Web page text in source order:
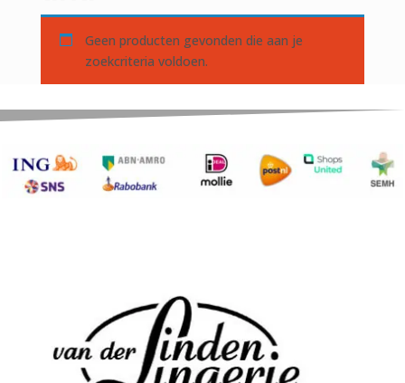
Geen producten gevonden die aan je
zoekcriteria voldoen.